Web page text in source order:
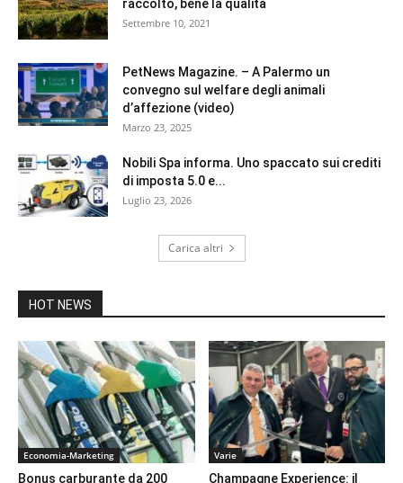
raccolto, bene la qualità
Settembre 10, 2021
PetNews Magazine. – A Palermo un
convegno sul welfare degli animali
d’affezione (video)
Marzo 23, 2025
Nobili Spa informa. Uno spaccato sui crediti
di imposta 5.0 e...
Luglio 23, 2026
Carica altri
HOT NEWS
Economia-Marketing
Bonus carburante da 200
Varie
Champagne Experience: il